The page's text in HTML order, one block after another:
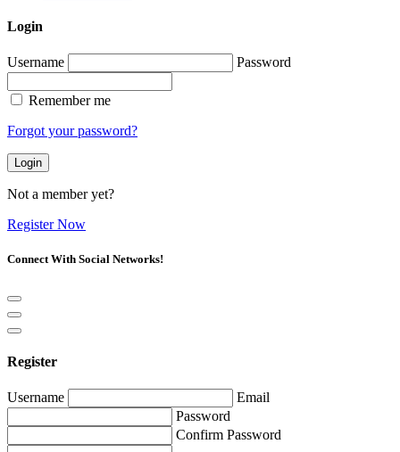
Login
Username Password
Remember me
Forgot your password?
Login
Not a member yet?
Register Now
Connect With Social Networks!
Register
Username
Email
Password
Confirm Password